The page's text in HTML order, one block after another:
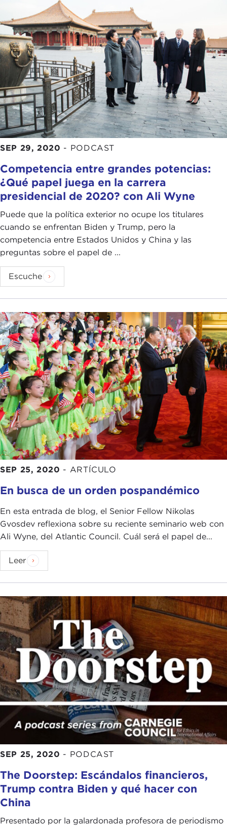
SEP 29, 2020 - PODCAST
Competencia entre grandes potencias:
¿Qué papel juega en la carrera
presidencial de 2020? con Ali Wyne
Puede que la política exterior no ocupe los titulares
cuando se enfrentan Biden y Trump, pero la
competencia entre Estados Unidos y China y las
preguntas sobre el papel de ...
Escuche
SEP 25, 2020 - ARTÍCULO
En busca de un orden pospandémico
En esta entrada de blog, el Senior Fellow Nikolas
Gvosdev reflexiona sobre su reciente seminario web con
Ali Wyne, del Atlantic Council. Cuál será el papel de...
Leer
SEP 25, 2020 - PODCAST
The Doorstep: Escándalos financieros,
Trump contra Biden y qué hacer con
China
Presentado por la galardonada profesora de periodismo